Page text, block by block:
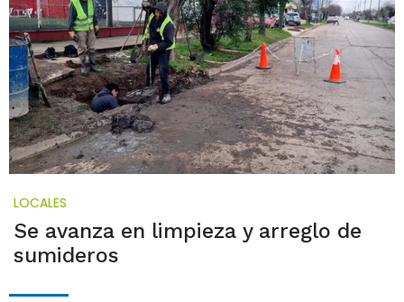
LOCALES
Se avanza en limpieza y arreglo de
sumideros